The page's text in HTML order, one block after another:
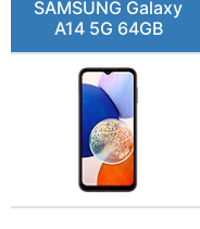
SAMSUNG Galaxy
A14 5G 64GB